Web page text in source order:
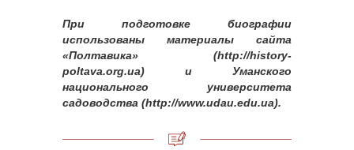
При подготовке биографии
использованы материалы сайта
«Полтавика» (http://history-
poltava.org.ua) и Уманского
национального университета
садоводства (http://www.udau.edu.ua).